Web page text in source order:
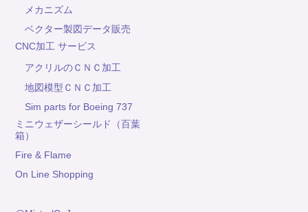
メカニズム
ベクター製図データ販売
CNC加工 サービス
アクリルのＣＮＣ加工
地図模型ＣＮＣ加工
Sim parts for Boeing 737
ミニウェザーシールド（百葉
箱）
Fire & Flame
On Line Shopping